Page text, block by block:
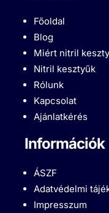
Főoldal
Blog
Miért nitril
Nitril kesztyűk
Rólunk
Kapcsolat
Ajánlatkérés
Információk
ÁSZF
Adatvédelmi
Impresszum